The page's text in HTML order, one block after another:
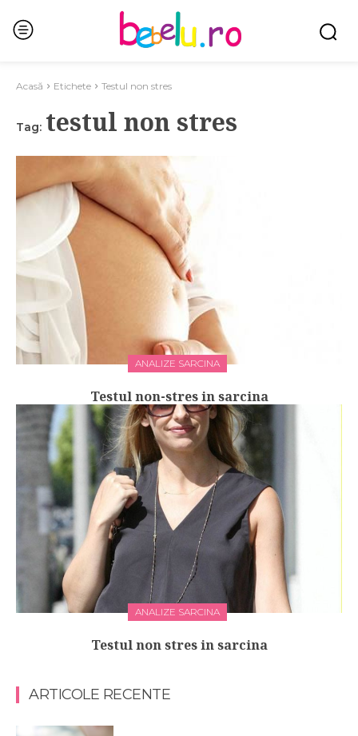
Acasă Etichete Testul non stres
Tag: testul non stres
ANALIZE SARCINA
Testul non-stres in sarcina
ANALIZE SARCINA
Testul non stres in sarcina
ARTICOLE RECENTE